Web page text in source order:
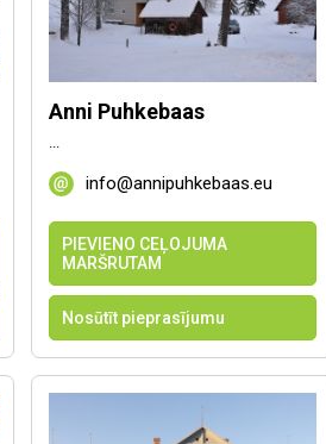
Anni Puhkebaas
...
info@annipuhkebaas.eu
PIEVIENO CEĻOJUMA
MARŠRUTAM
Nosūtīt pieprasījumu